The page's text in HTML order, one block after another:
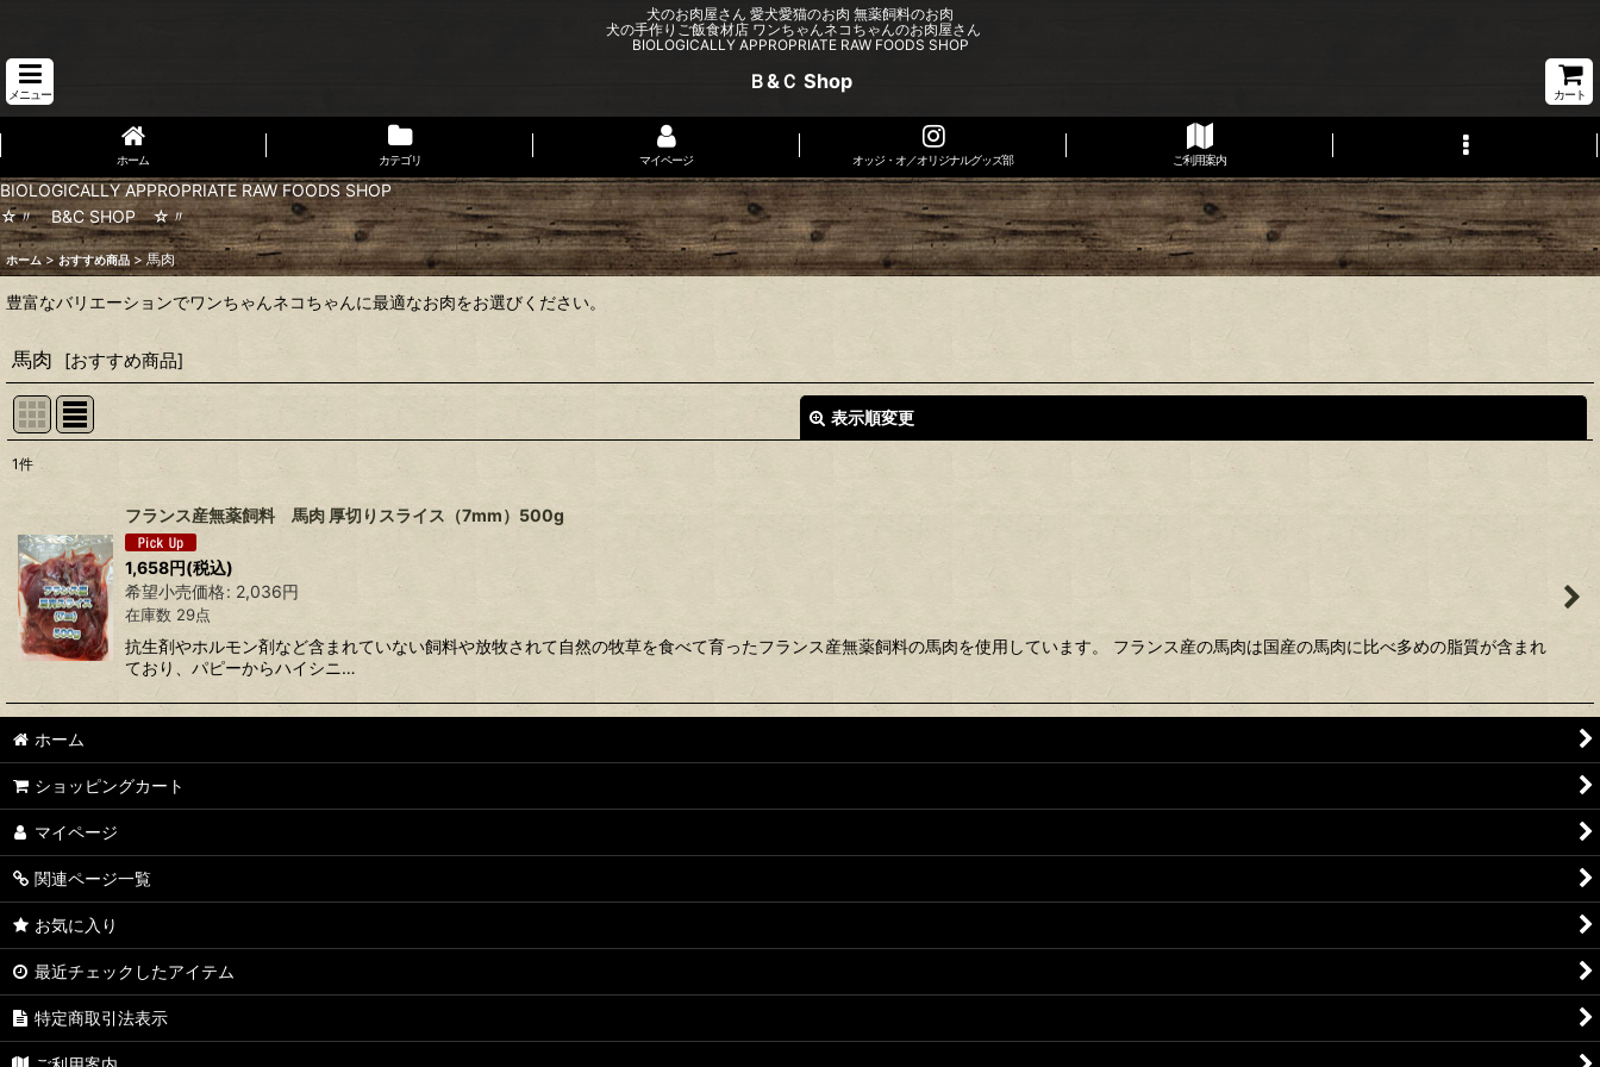
犬のお肉屋さん 愛犬愛猫のお肉 無薬飼料のお肉
犬の手作りご飯食材店 ワンちゃんネコちゃんのお肉屋さん
BIOLOGICALLY APPROPRIATE RAW FOODS SHOP
メニュー
Ｂ&Ｃ Shop
カート
ホーム カテゴリ マイページ オッジ・オ／オリジナルグッズ部 ご利用案内
BIOLOGICALLY APPROPRIATE RAW FOODS SHOP
☆〃 B&C SHOP ☆〃
ホーム > おすすめ商品 > 馬肉
豊富なバリエーションでワンちゃんネコちゃんに最適なお肉をお選びください。
馬肉 [おすすめ商品]
表示順変更
並び順:
1件
フランス産無薬飼料 馬肉 厚切りスライス（7mm）500g
1,658円(税込)
希望小売価格: 2,036円
在庫数 29点
抗生剤やホルモン剤など含まれていない飼料や放牧されて自然の牧草を食べて育ったフランス産無薬飼料の馬肉を使用しています。 フランス産の馬肉は国産の馬肉に比べ多めの脂質が含まれ
ており、パピーからハイシニ…
ホーム
ショッピングカート
マイページ
関連ページ一覧
お気に入り
最近チェックしたアイテム
特定商取引法表示